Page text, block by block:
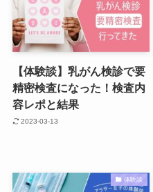
【体験談】乳がん検診で要
精密検査になった！検査内
容レポと結果
2023-03-13
体験談